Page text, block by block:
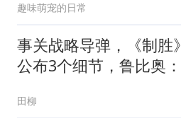
趣味萌宠的日常
事关战略导弹，《制胜》
公布3个细节，鲁比奥：
田柳